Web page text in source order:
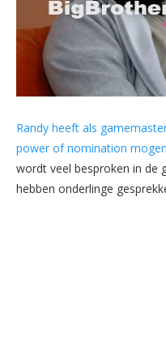
Randy heeft als
power of nomination
wordt veel besproken in de
hebben onderlinge